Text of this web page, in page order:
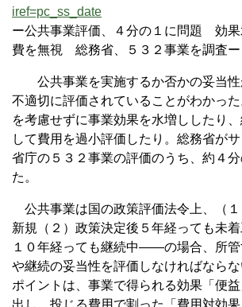
iref=pc_ss_date
ー公共事業評価、４分の１に問題 効果
費を無視 総務省、５３２事業を調査ー
公共事業を実施するか否かの妥当性
不適切に評価されていることがわかっ
を考慮せずに事業効果を水増ししたり
して費用を過小評価したり。総務省が
省庁の５３２事業の評価のうち、約４
た。
公共事業は国の政策評価法令上、（
新規（２）政策決定後５年経っても未
１０年経っても継続中――の場合、所管
や継続の妥当性を評価しなければなら
ポイントは、事業で得られる効果「便
出し、投じる費用で割った「費用対効